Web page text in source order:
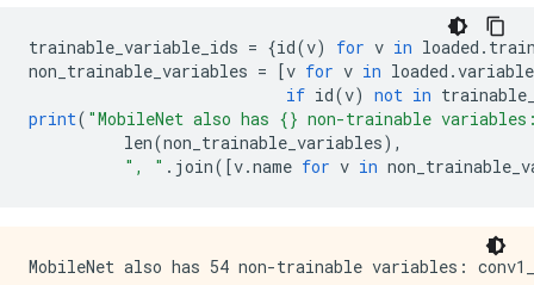
trainable_variable_ids = {id(v) for v in loaded .
non_trainable_variables = [v for v in loaded .
if id(v) not in
print( "MobileNet also has {} non-trainable
len(non_trainable_variables),
", " . join([v.name for v in